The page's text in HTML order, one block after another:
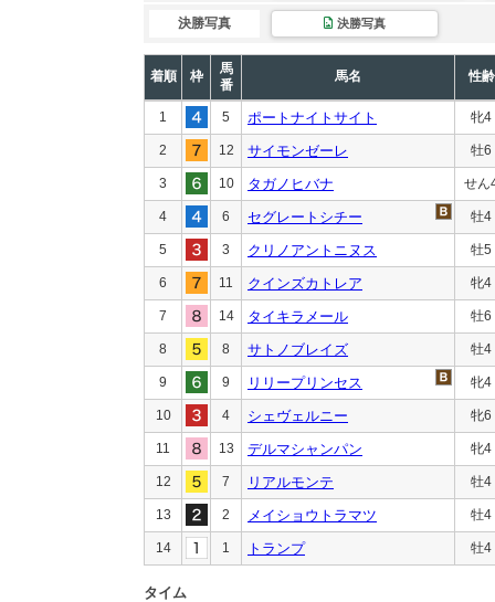
決勝写真 決勝写真
着順 枠
馬
番
馬名 性齢
1 5 ポートナイトサイト 牝4
2 12 サイモンゼーレ 牡6
3 10 タガノヒバナ せん
4 6 セグレートシチー 牡4
5 3 クリノアントニヌス 牡5
6 11 クインズカトレア 牝4
7 14 タイキラメール 牡6
8 8 サトノブレイズ 牡4
9 9 リリープリンセス 牝4
10 4 シェヴェルニー 牝6
11 13 デルマシャンパン 牝4
12 7 リアルモンテ 牡4
13 2 メイショウトラマツ 牡4
14 1 トランプ 牡4
タイム